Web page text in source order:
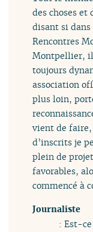
des choses et
disant si dans
Rencontres
Montpellier, il
toujours
association
plus loin,
vient de faire,
d’inscrits je
plein de
favorables,
commencé à
Journaliste
: Est-